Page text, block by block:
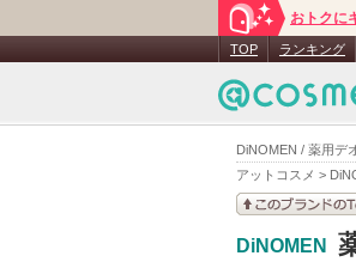
DiNOMEN / 薬用デ
アットコスメ >
おトクに
TOP ランキング
このブランドの
DiNOMEN